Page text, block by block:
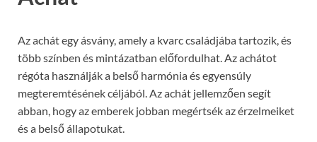
Az achát egy ásvány, amely a kvarc családjába tartozik, és
több színben és mintázatban előfordulhat. Az achátot
régóta használják a belső harmónia és egyensúly
megteremtésének céljából. Az achát jellemzően segít
abban, hogy az emberek jobban megértsék az érzelmeiket
és a belső állapotukat.